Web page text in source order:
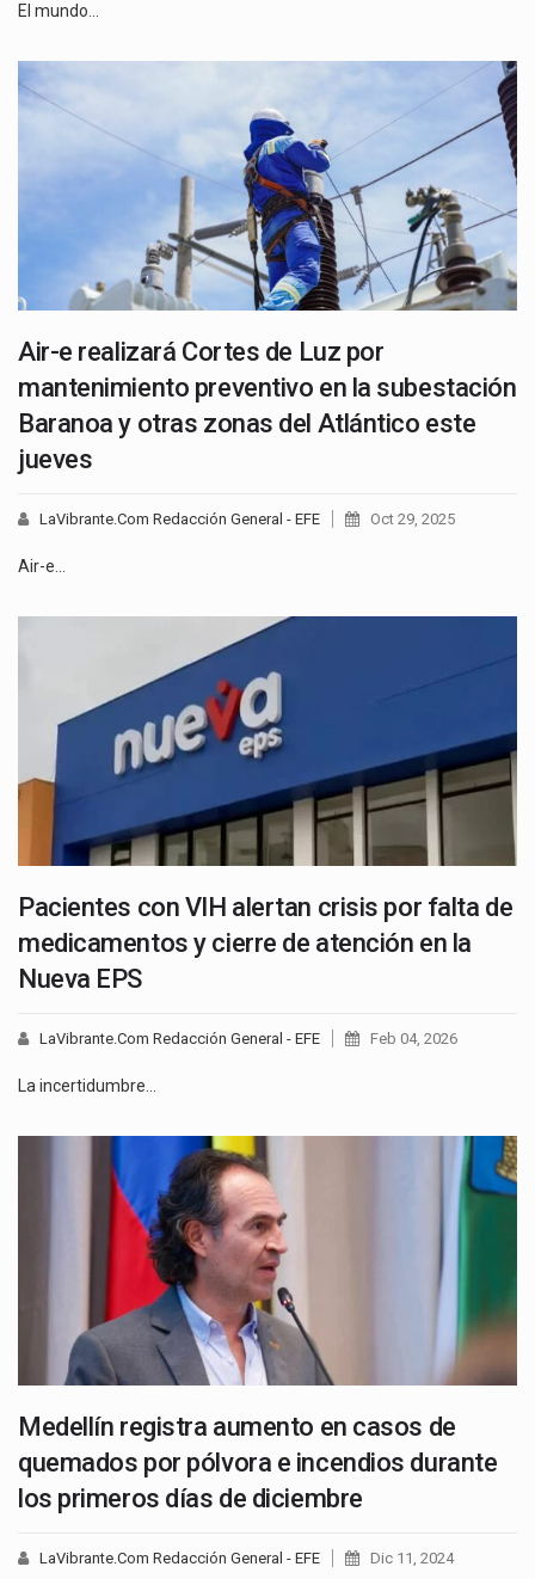
El mundo…
Air-e realizará Cortes de Luz por
mantenimiento preventivo en la subestación
Baranoa y otras zonas del Atlántico este
jueves
LaVibrante.Com Redacción General - EFE Oct 29, 2025
Air-e…
Pacientes con VIH alertan crisis por falta de
medicamentos y cierre de atención en la
Nueva EPS
LaVibrante.Com Redacción General - EFE Feb 04, 2026
La incertidumbre…
Medellín registra aumento en casos de
quemados por pólvora e incendios durante
los primeros días de diciembre
LaVibrante.Com Redacción General - EFE Dic 11, 2024